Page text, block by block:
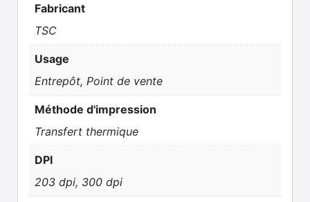
Fabricant
TSC
Usage
Entrepôt, Point de vente
Méthode d'impression
Transfert thermique
DPI
203 dpi, 300 dpi